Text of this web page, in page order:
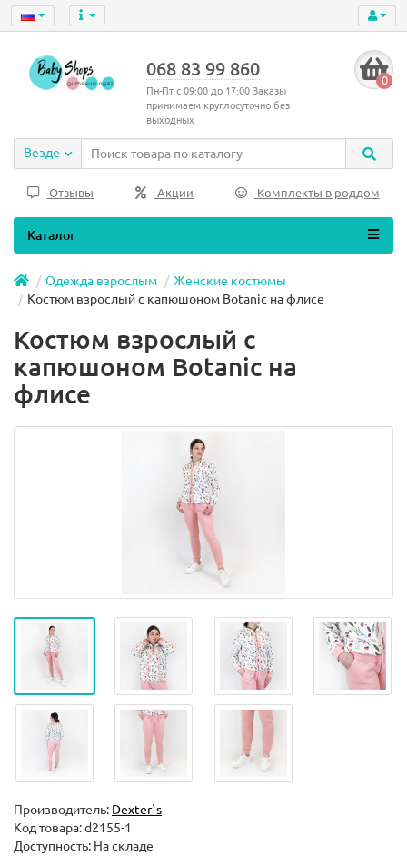
068 83 99 860
Пн-Пт с 09:00 до 17:00 Заказы
принимаем круглосуточно без
выходных
0
Везде
Отзывы Акции Комплекты в роддом
Каталог
Одежда взрослым
Женские костюмы
Костюм взрослый с капюшоном Botanic на флисе
Костюм взрослый с
капюшоном Botanic на
флисе
Производитель: Dexter`s
Код товара:d2155-1
Доступность: На складе